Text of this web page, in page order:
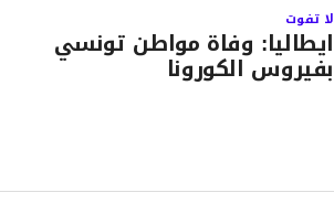
لا تفوت
ايطاليا: وفاة مواطن تونسي
بفيروس الكورونا